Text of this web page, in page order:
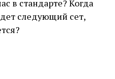
в стандарте? Когда
следующий сет,